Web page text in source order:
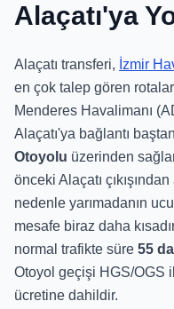
Alaçatı'ya
Alaçatı transferi, İzmir
en çok talep gören
Menderes Havalimanı
Alaçatı'ya bağlantı
Otoyolu üzerinden
önceki Alaçatı
nedenle yarımadanın
mesafe biraz daha
normal trafikte süre 55
Otoyol geçişi HGS/OGS
ücretine dahildir.